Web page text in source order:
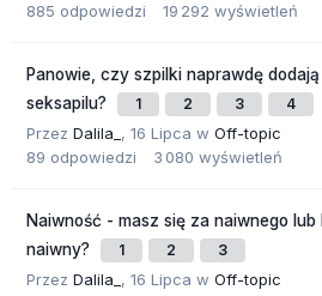
885 odpowiedzi 19 292 wyświetleń
Panowie, czy szpilki naprawdę
seksapilu?
1 2 3 4
Przez Dalila_ , 16 Lipca w Off-topic
89 odpowiedzi 3 080 wyświetleń
Naiwność - masz się za naiwnego lub
naiwny?
1 2 3
Przez Dalila_ , 16 Lipca w Off-topic